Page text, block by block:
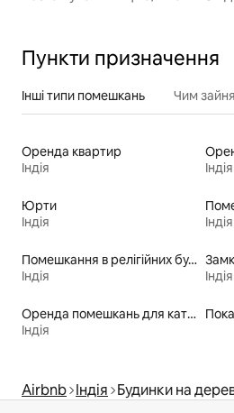
Пункти призначення
Інші типи помешкань Чим
Оренда квартир
Індія
Індія
Юрти
Індія
Індія
Помешкання в релігійних будівлях
Індія
Індія
Оренда помешкань для катання на лижах «від порога»
Індія
Airbnb Індія Будинки на